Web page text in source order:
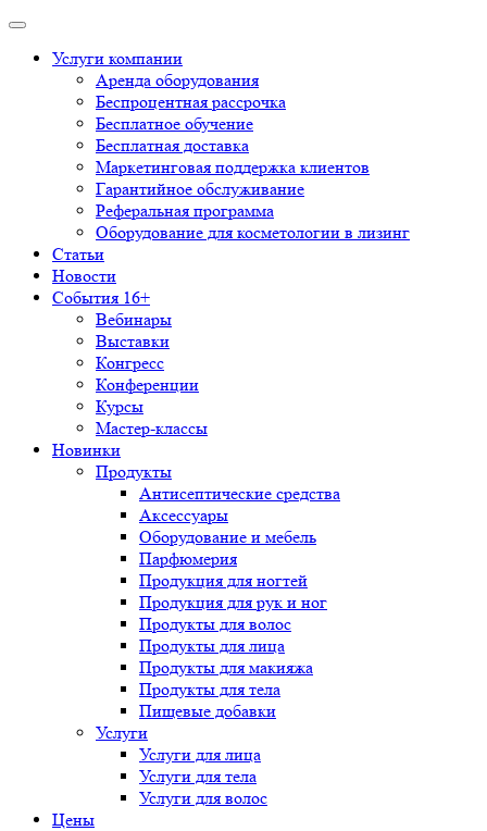
Услуги компании
Аренда оборудования
Беспроцентная рассрочка
Бесплатное обучение
Бесплатная доставка
Маркетинговая поддержка клиентов
Гарантийное обслуживание
Реферальная программа
Оборудование для косметологии в лизинг
Статьи
Новости
События 16+
Вебинары
Выставки
Конгресс
Конференции
Курсы
Мастер-классы
Новинки
Продукты
Антисептические средства
Аксессуары
Оборудование и мебель
Парфюмерия
Продукция для ногтей
Продукция для рук и ног
Продукты для волос
Продукты для лица
Продукты для макияжа
Продукты для тела
Пищевые добавки
Услуги
Услуги для лица
Услуги для тела
Услуги для волос
Цены